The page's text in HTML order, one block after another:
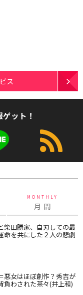
ス
ット！
MONTHLY
月 間
柴田勝家、自刃しての最
を共にした２人の悲劇
悪女はほぼ創作？秀吉が
負わされた茶々(井上和)